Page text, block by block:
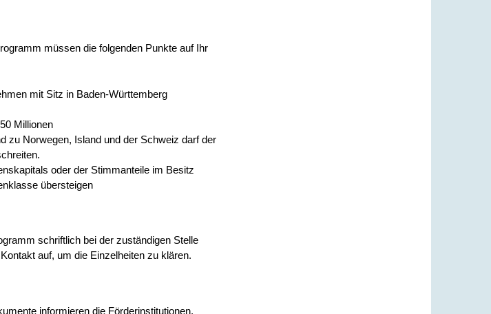
müssen die folgenden Punkte auf Ihr
mit Sitz in Baden-Württemberg
Millionen
zu Norwegen, Island und der Schweiz darf der
oder der Stimmanteile im Besitz
übersteigen
schriftlich bei der zuständigen Stelle
auf, um die Einzelheiten zu klären.
informieren die Förderinstitutionen.